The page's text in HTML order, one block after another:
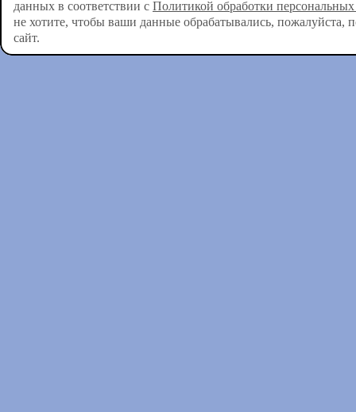
данных в соответствии с Политикой обработки
не хотите, чтобы ваши данные обрабатывались, пожалуйста,
сайт.